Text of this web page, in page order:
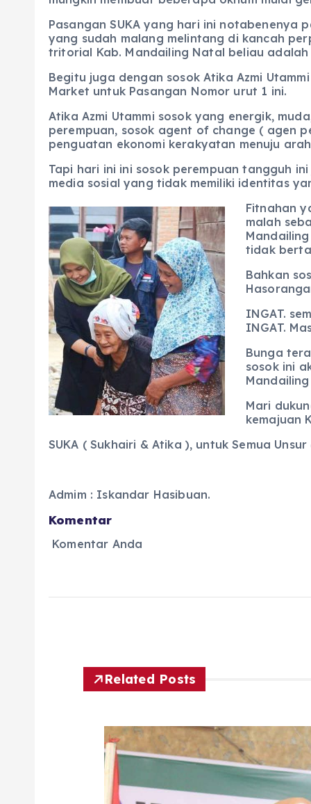
Pasangan SUKA yang hari ini
yang sudah malang melintang di kancah
tritorial Kab. Mandailing Natal beliau adalah
Begitu juga dengan sosok Atika Azmi
Market untuk Pasangan Nomor urut 1 ini.
Atika Azmi Utammi sosok yang energik,
perempuan, sosok agent of change ( agen
penguatan ekonomi kerakyatan menuju
Tapi hari ini ini sosok perempuan tangguh
media sosial yang tidak memiliki identitas
Fitnahan
malah
tidak
Bahkan
INGAT.
INGAT.
Bunga
sosok ini
Mari
kemajuan
SUKA ( Sukhairi & Atika ), untuk Semua
Admim : Iskandar Hasibuan.
Komentar
Komentar Anda
Related Posts